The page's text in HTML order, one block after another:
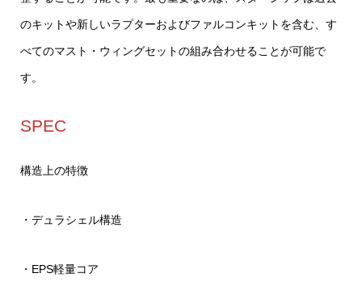
のキットや新しいラプターおよびファルコンキットを含む、す
べてのマスト・ウィングセットの組み合わせることが可能で
す。
SPEC
構造上の特徴
・デュラシェル構造
・EPS軽量コア